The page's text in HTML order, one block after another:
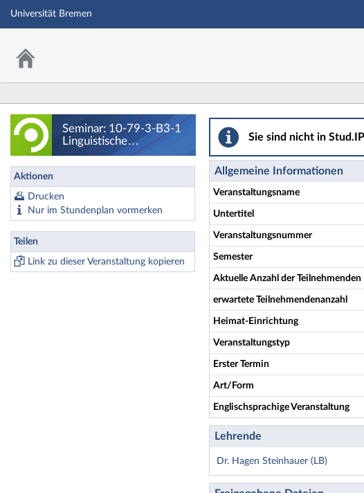
Universität Bremen
Seminar: 10-79-3-B3-1
Linguistische
Perspektiven auf
Populismus und
Aktionen
Drucken
Nur im Stundenplan vormerken
Teilen
Link zu dieser Veranstaltung kopieren
Seminar: 10-79-3-B3-1
Sie sind nicht in
Allgemeine Informationen
Veranstaltungsname
Untertitel
Veranstaltungsnummer
Semester
Aktuelle Anzahl der Teilnehmenden
erwartete Teilnehmendenanzahl
Heimat-Einrichtung
Veranstaltungstyp
Erster Termin
Art/Form
Englischsprachige Veranstaltung
Lehrende
Dr. Hagen Steinhauer (LB)